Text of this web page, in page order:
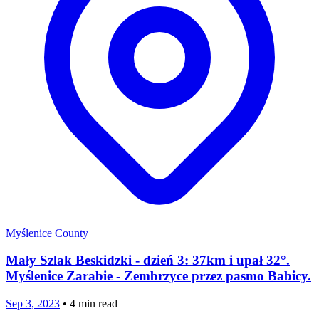
Myślenice County
Mały Szlak Beskidzki - dzień 3: 37km i upał 32°.
Myślenice Zarabie - Zembrzyce przez pasmo Babicy.
Sep 3, 2023 • 4 min read